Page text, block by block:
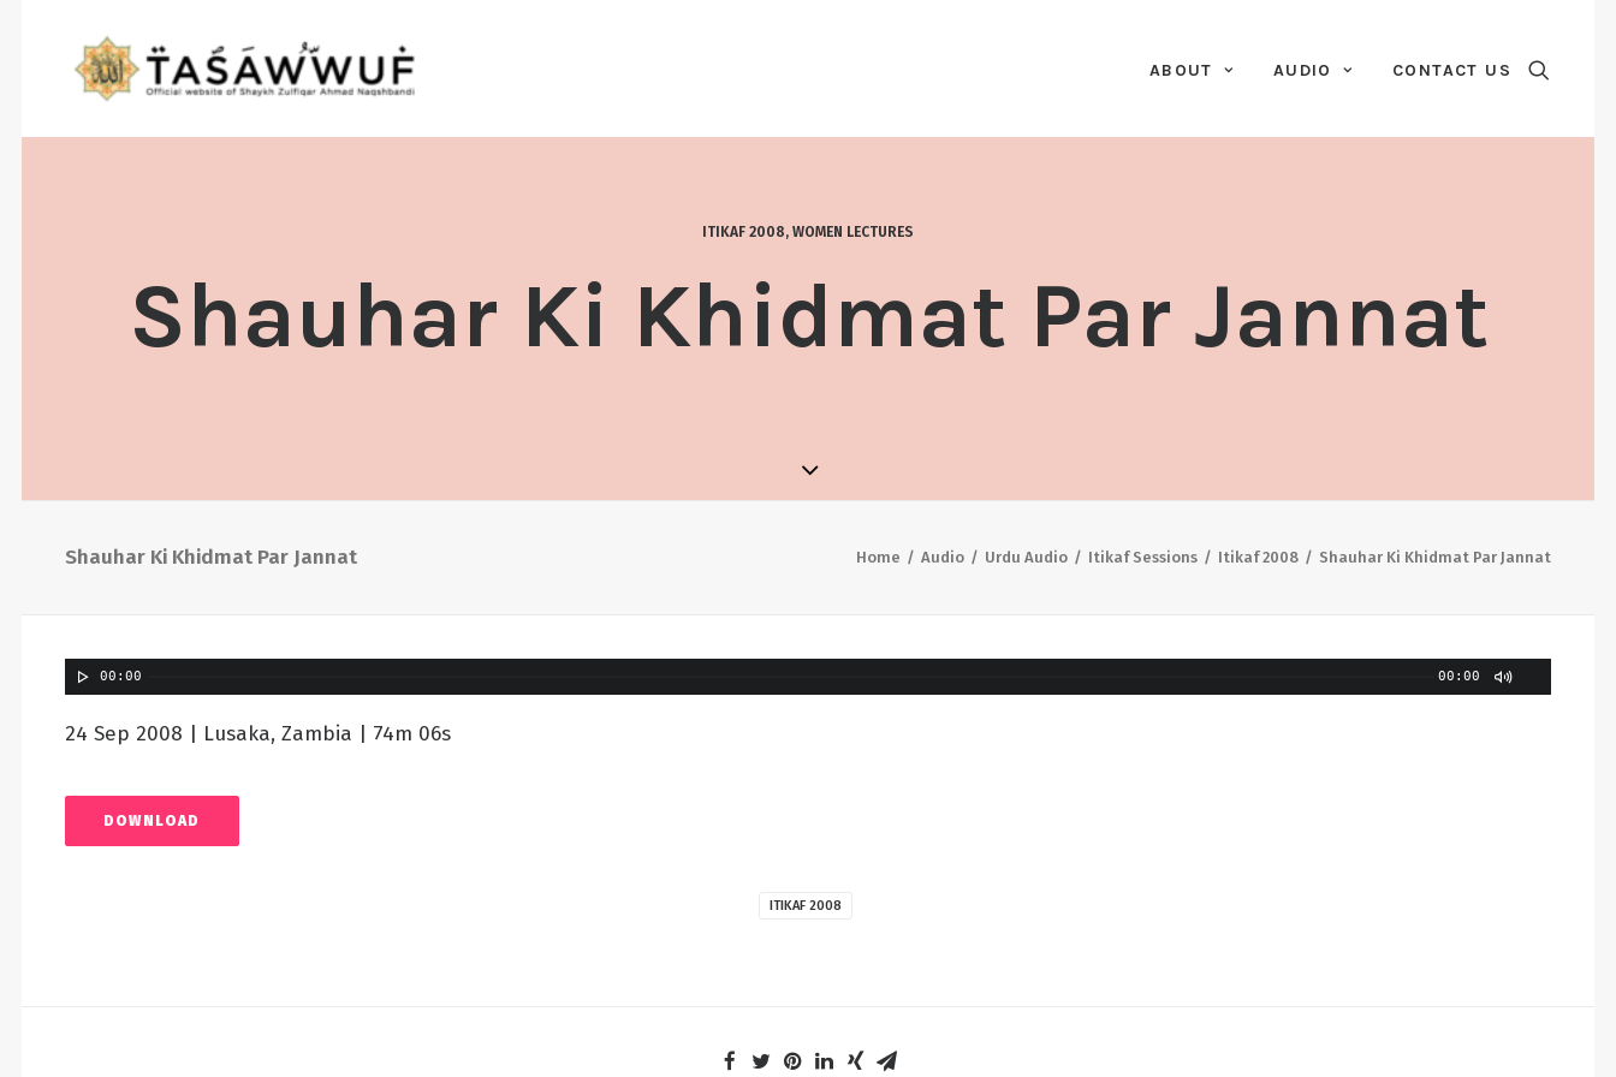
ABOUT AUDIO CONTACT US
ITIKAF 2008, WOMEN LECTURES
Shauhar Ki Khidmat Par Jannat
Shauhar Ki Khidmat Par Jannat Home Audio Urdu Audio Itikaf Sessions Itikaf 2008 Shauhar Ki Khidmat Par Jannat
00:00 00:00
24 Sep 2008 | Lusaka, Zambia | 74m 06s
DOWNLOAD
ITIKAF 2008